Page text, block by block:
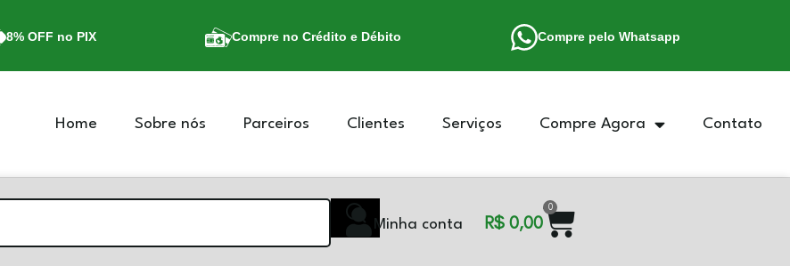
8% OFF no PIX Compre no Crédito e Débito Compre pelo Whatsapp
Home Sobre nós Parceiros Clientes Serviços Compre Agora Contato
Minha conta R$ 0,00
0